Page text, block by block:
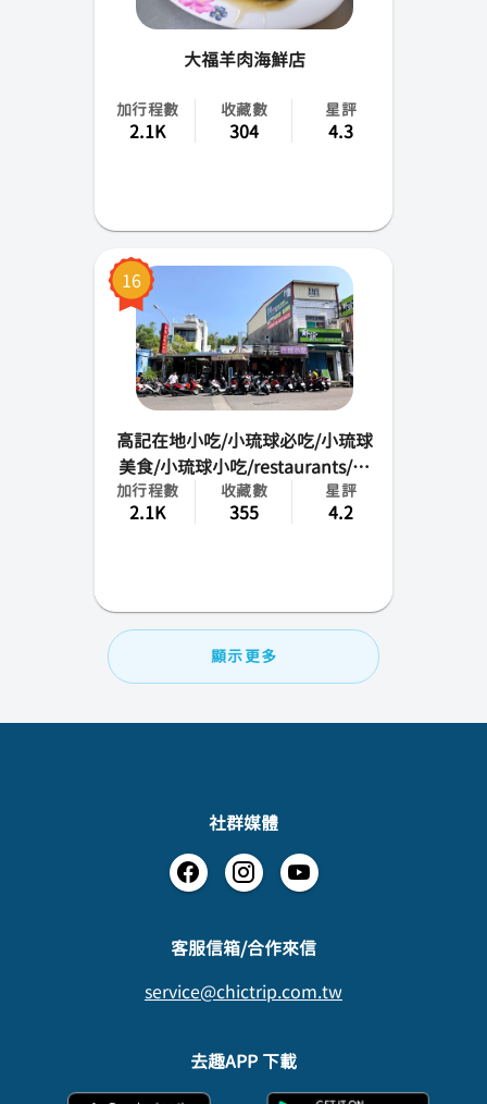
大福羊肉海鮮店
加行程數
2.1K
收藏數
304
星評
4.3
16
高記在地小吃/小琉球必吃/小琉球
美食/小琉球小吃/restaurants/小
琉球熱炒/晚餐推薦/團體桌菜
加行程數
2.1K
收藏數
355
星評
4.2
顯示更多
社群媒體
​客服信箱/合作來信
service@chictrip.com.tw
去趣APP 下載